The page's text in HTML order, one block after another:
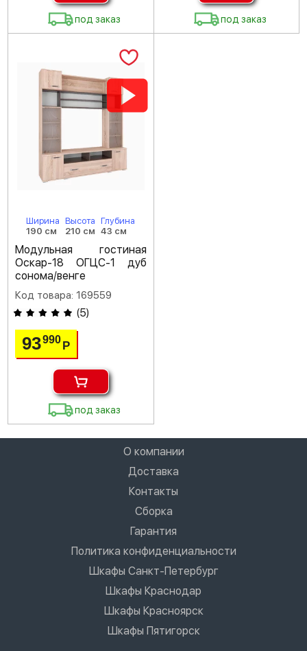
под заказ под заказ
Ширина
190 см
Высота
210 см
Глубина
43 см
Модульная гостиная
Оскар-18 ОГЦС-1 дуб
сонома/венге
Код товара: 169559
(5)
93990Р
под заказ
О компании
Доставка
Контакты
Сборка
Гарантия
Политика конфиденциальности
Шкафы Санкт-Петербург
Шкафы Краснодар
Шкафы Красноярск
Шкафы Пятигорск